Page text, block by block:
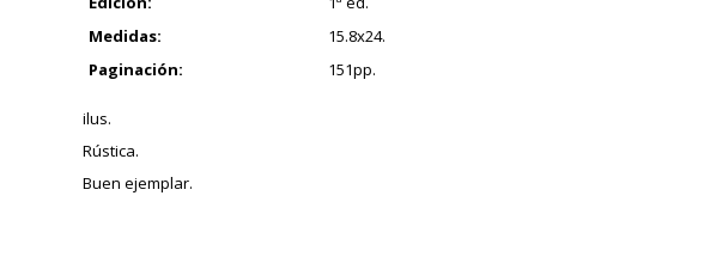
Medidas:
15.8x24.
Paginación:
151pp.
ilus.
Rústica.
Buen ejemplar.